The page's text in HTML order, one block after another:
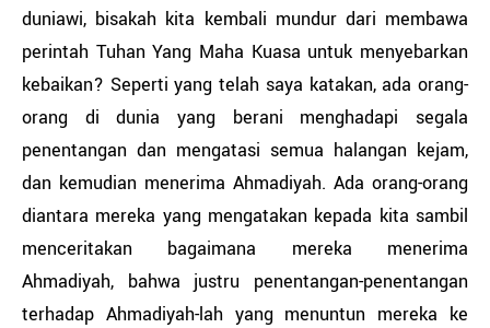
duniawi, bisakah kita kembali mundur dari membawa
perintah Tuhan Yang Maha Kuasa untuk menyebarkan
kebaikan? Seperti yang telah saya katakan, ada orang-
orang di dunia yang berani menghadapi segala
penentangan dan mengatasi semua halangan kejam,
dan kemudian menerima Ahmadiyah. Ada orang-orang
diantara mereka yang mengatakan kepada kita sambil
menceritakan bagaimana mereka menerima
Ahmadiyah, bahwa justru penentangan-penentangan
terhadap Ahmadiyah-lah yang menuntun mereka ke